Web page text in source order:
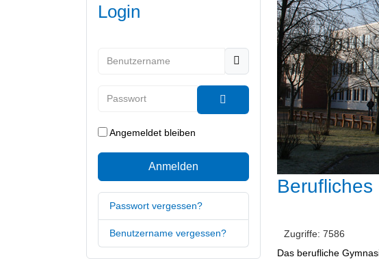
Login
Passwort anzeigen
Angemeldet bleiben
Anmelden
Passwort vergessen?
Benutzername vergessen?
Berufliches
Zugriffe: 7586
Das berufliche